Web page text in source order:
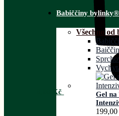
Kč
Babiččiny bylinky®
Všechno od
Gel na